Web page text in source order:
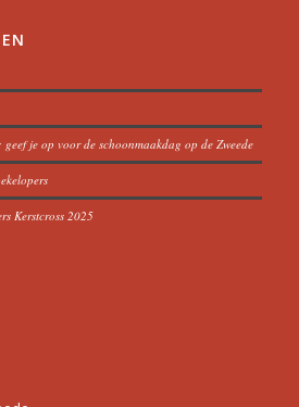
je op voor de schoonmaakdag op de Zweede
Kerstcross 2025